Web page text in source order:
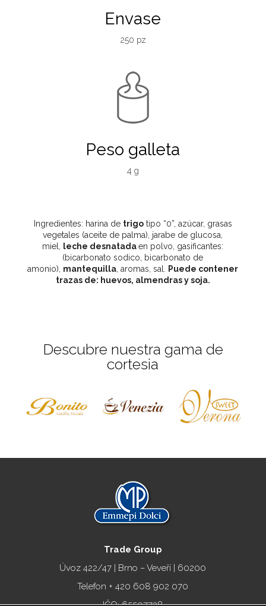
Envase
250 pz
Peso galleta
4 g
Ingredientes: harina de trigo tipo “0”, azúcar, grasas
vegetales (aceite de palma), jarabe de glucosa,
miel,
leche desnatada en polvo, gasificantes:
(bicarbonato sodico, bicarbonato de
amonio), mantequilla , aromas, sal.
Puede contener
trazas de: huevos, almendras y soja.
Descubre nuestra gama de
cortesia
Trade Group
Úvoz 422/47 | Brno – Veveří | 60200
Telefon + 420 608 902 070